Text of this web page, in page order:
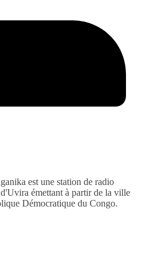
est une station de radio
émettant à partir de la ville
Démocratique du Congo.